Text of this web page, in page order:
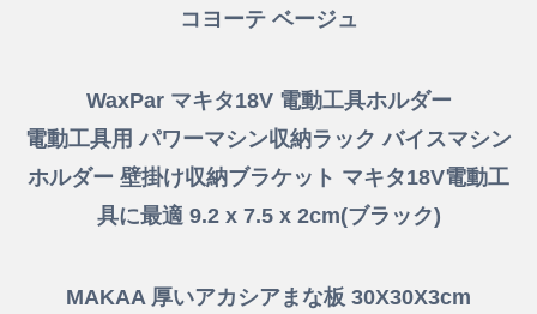
コヨーテ ベージュ
WaxPar マキタ18V 電動工具ホルダー
電動工具用 パワーマシン収納ラック バイスマシン
ホルダー 壁掛け収納ブラケット マキタ18V電動工
具に最適 9.2 x 7.5 x 2cm(ブラック)
MAKAA 厚いアカシアまな板 30X30X3cm